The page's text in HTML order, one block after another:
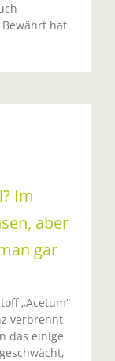
hat
Im
aber
gar
„Acetum“
verbrennt
das einige